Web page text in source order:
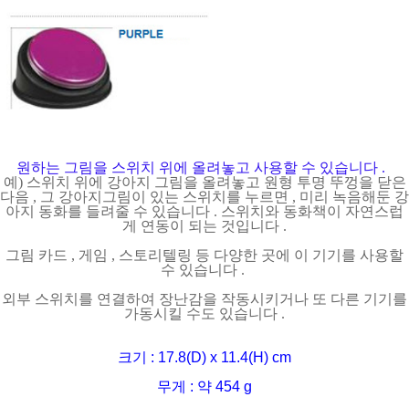
원하는 그림을 스위치 위에 올려놓고 사용할 수 있습니다 .
예 ) 스위치 위에 강아지 그림을 올려놓고 원형 투명 뚜껑을 닫은
다음 , 그 강아지그림이 있는 스위치를 누르면 , 미리 녹음해둔 강
아지 동화를 들려줄 수 있습니다 . 스위치와 동화책이 자연스럽
게 연동이 되는 것입니다 .
그림 카드 , 게임 , 스토리텔링 등 다양한 곳에 이 기기를 사용할
수 있습니다 .
외부 스위치를 연결하여 장난감을 작동시키거나 또 다른 기기를
가동시킬 수도 있습니다 .
크기
: 17.8(D) x 11.4(H) cm
무게 : 약 454 g